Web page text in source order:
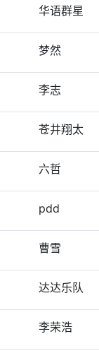
华语群星
梦然
李志
苍井翔太
六哲
pdd
曹雪
达达乐队
李荣浩